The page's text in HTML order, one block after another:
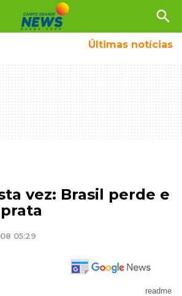
search
Últimas notícias
vez: Brasil perde e
05:29
readme